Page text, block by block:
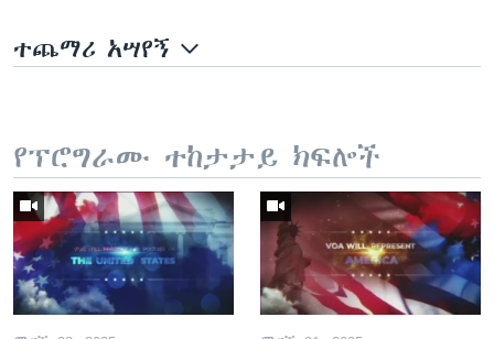
ተጨማሪ አሣየኝ
የፕሮግራሙ ተከታታይ ክፍሎች